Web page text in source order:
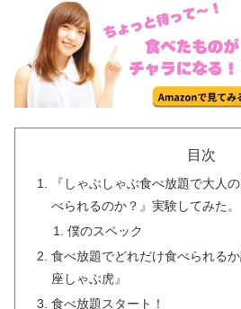
目次
『しゃぶしゃぶ食べ放題で大人
べられるのか？』実験してみた。
僕のスペック
食べ放題でどれだけ食べられる
座しゃぶ虎』
食べ放題スタート！